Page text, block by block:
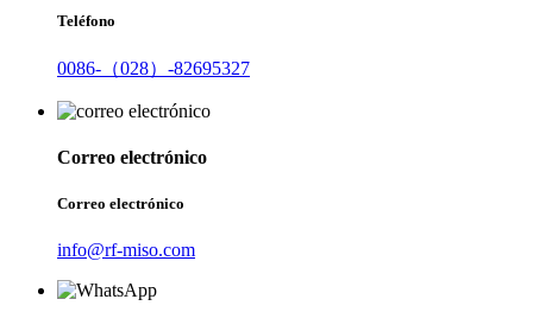
Teléfono
0086-（028）-82695327
Correo electrónico
Correo electrónico
info@rf-miso.com